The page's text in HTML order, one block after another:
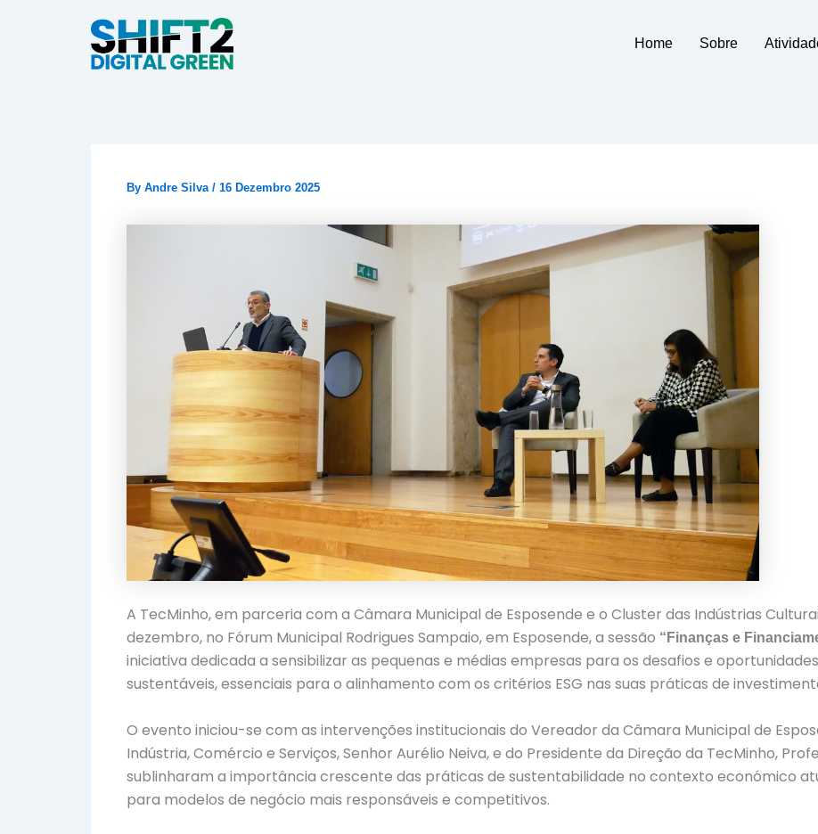
Home Sobre
By Andre Silva / 16 Dezembro 2025
A TecMinho, em parceria com a Câmara Municipal de Esposende e o Cluster das Indústrias
dezembro, no Fórum Municipal Rodrigues Sampaio, em Esposende, a sessão “Finanças e
iniciativa dedicada a sensibilizar as pequenas e médias empresas para os desafios e
sustentáveis, essenciais para o alinhamento com os critérios ESG nas suas práticas de
O evento iniciou-se com as intervenções institucionais do Vereador da Câmara Municipal de
Indústria, Comércio e Serviços, Senhor Aurélio Neiva, e do Presidente da Direção da TecMinho,
sublinharam a importância crescente das práticas de sustentabilidade no contexto económico
para modelos de negócio mais responsáveis e competitivos.